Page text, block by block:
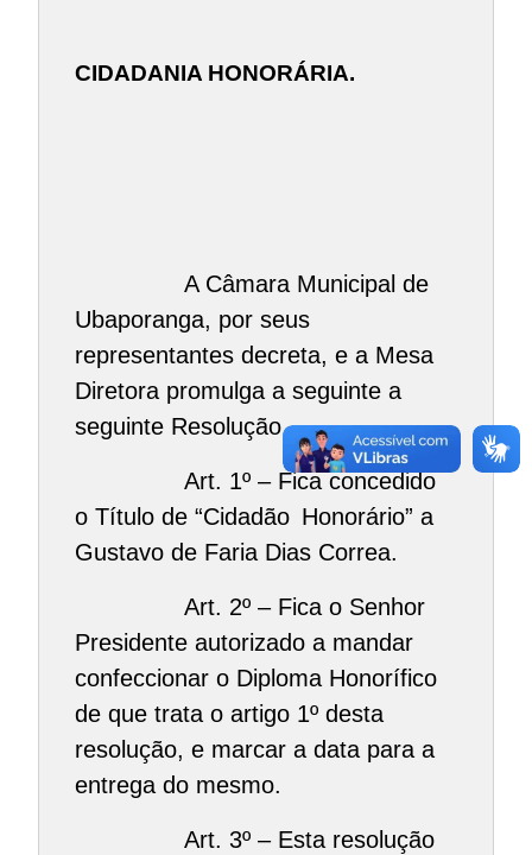
CIDADANIA HONORÁRIA.
A Câmara Municipal de
Ubaporanga, por seus
representantes decreta, e a Mesa
Diretora promulga a seguinte a
seguinte Resolução.
Art. 1º – Fica concedido
o Título de “Cidadão Honorário” a
Gustavo de Faria Dias Correa.
Art. 2º – Fica o Senhor
Presidente autorizado a mandar
confeccionar o Diploma Honorífico
de que trata o artigo 1º desta
resolução, e marcar a data para a
entrega do mesmo.
Art. 3º – Esta resolução